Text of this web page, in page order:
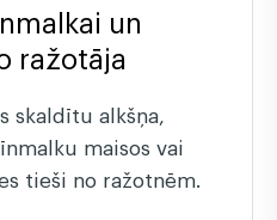
un
ražotāja
skaldītu alkšņa,
maisos vai
tieši no ražotnēm.